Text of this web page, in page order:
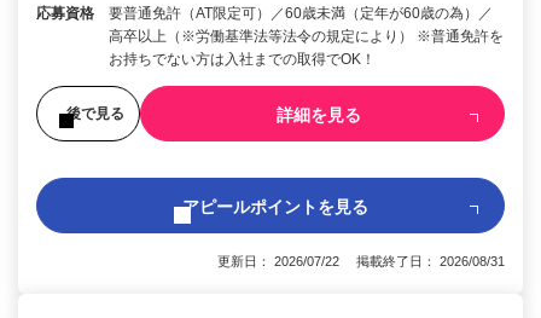
応募資格
要普通免許（AT限定可）／60歳未満（定年が60歳の為）／
高卒以上（※労働基準法等法令の規定により） ※普通免許を
お持ちでない方は入社までの取得でOK！
後で見る 詳細を見る
アピールポイントを見る
更新日： 2026/07/22 掲載終了日： 2026/08/31